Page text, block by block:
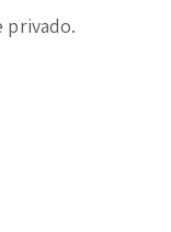
privado.